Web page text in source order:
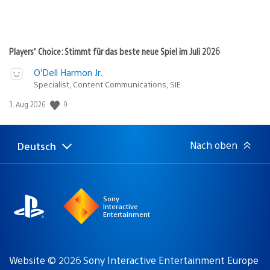
Players’ Choice: Stimmt für das beste neue Spiel im Juli 2026
O’Dell Harmon Jr.
Specialist, Content Communications, SIE
Veröffentlichungsdatum:
3. Aug 2026 9
Select
a
Aktuelle
Region:
Deutsch Nach oben
Sony
Interactive
Entertainment
Website © 2026 Sony Interactive Entertainment Europe